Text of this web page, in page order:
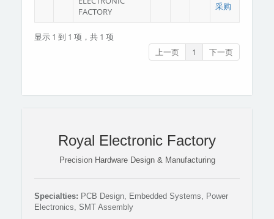
FACTORY
采购
显示 1 到 1 项，共 1 项
上一页
1 下一页
Royal Electronic Factory
Precision Hardware Design & Manufacturing
Specialties: PCB Design, Embedded Systems, Power
Electronics, SMT Assembly